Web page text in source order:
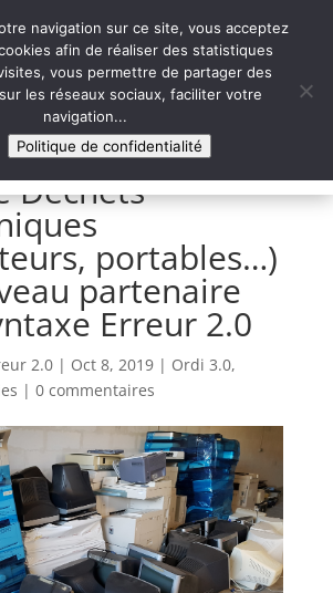
Erreur 2.0
SOLIDAIRE
Déchets
portables…)
partenaire
Erreur 2.0
2.0| Oct 8, 2019| Ordi 3.0,
| 0 commentaires
navigation sur ce site, vous acceptez
afin de réaliser des statistiques
vous permettre de partager des
les réseaux sociaux, faciliter votre
navigation...
Politique de confidentialité